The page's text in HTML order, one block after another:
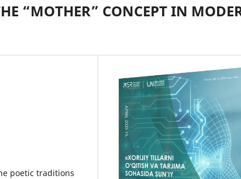
“MOTHER” CONCEPT IN
poetic traditions